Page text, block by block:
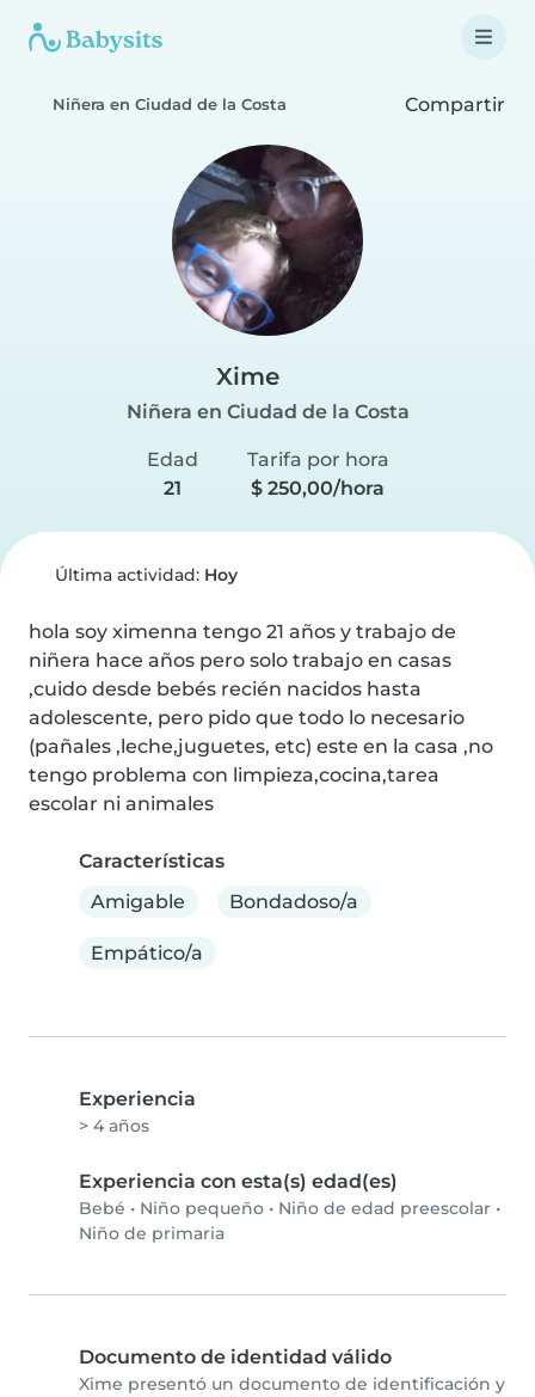
Niñera en Ciudad de la Costa Compartir
Xime
Niñera en Ciudad de la Costa
Edad
21
Tarifa por hora
$ 250,00/hora
Última actividad: Hoy
hola soy ximenna tengo 21 años y trabajo de
niñera hace años pero solo trabajo en casas
,cuido desde bebés recién nacidos hasta
adolescente, pero pido que todo lo necesario
(pañales ,leche,juguetes, etc) este en la casa ,no
tengo problema con limpieza,cocina,tarea
escolar ni animales
Características
Amigable
Bondadoso/a
Empático/a
Experiencia
> 4 años
Experiencia con esta(s) edad(es)
Bebé • Niño pequeño • Niño de edad preescolar •
Niño de primaria
Documento de identidad válido
Xime presentó un documento de identificación y